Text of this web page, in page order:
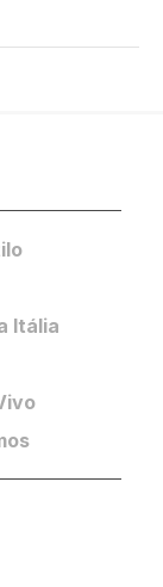
Itália